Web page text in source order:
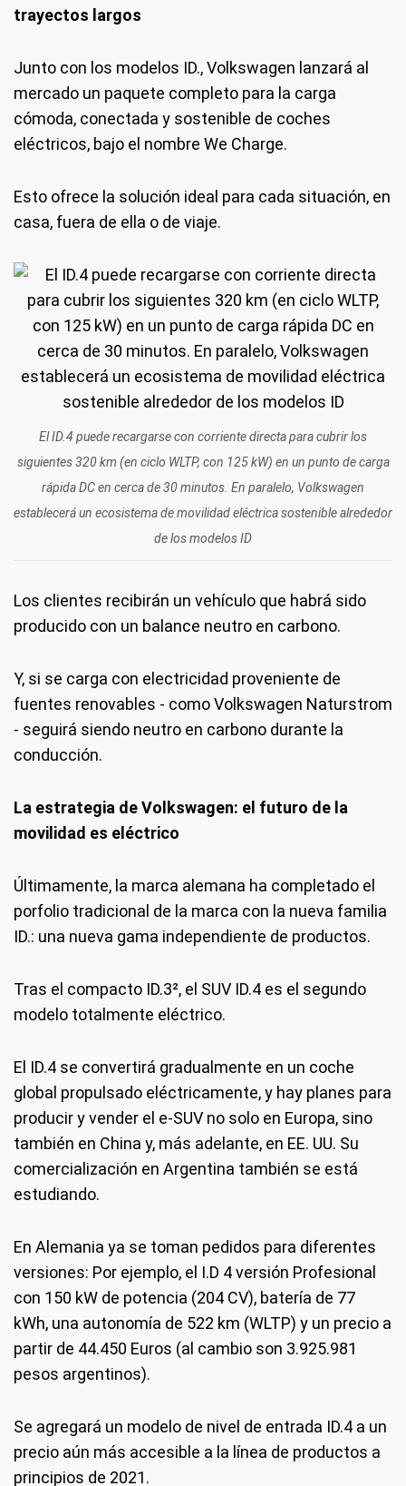
trayectos largos
Junto con los modelos ID., Volkswagen lanzará al
mercado un paquete completo para la carga
cómoda, conectada y sostenible de coches
eléctricos, bajo el nombre We Charge.
Esto ofrece la solución ideal para cada situación, en
casa, fuera de ella o de viaje.
El ID.4 puede recargarse con corriente directa para cubrir los
siguientes 320 km (en ciclo WLTP, con 125 kW) en un punto de carga
rápida DC en cerca de 30 minutos. En paralelo, Volkswagen
establecerá un ecosistema de movilidad eléctrica sostenible alrededor
de los modelos ID
Los clientes recibirán un vehículo que habrá sido
producido con un balance neutro en carbono.
Y, si se carga con electricidad proveniente de
fuentes renovables - como Volkswagen Naturstrom
- seguirá siendo neutro en carbono durante la
conducción.
La estrategia de Volkswagen: el futuro de la
movilidad es eléctrico
Últimamente, la marca alemana ha completado el
porfolio tradicional de la marca con la nueva familia
ID.: una nueva gama independiente de productos.
Tras el compacto ID.3², el SUV ID.4 es el segundo
modelo totalmente eléctrico.
El ID.4 se convertirá gradualmente en un coche
global propulsado eléctricamente, y hay planes para
producir y vender el e-SUV no solo en Europa, sino
también en China y, más adelante, en EE. UU. Su
comercialización en Argentina también se está
estudiando.
En Alemania ya se toman pedidos para diferentes
versiones: Por ejemplo, el I.D 4 versión Profesional
con 150 kW de potencia (204 CV), batería de 77
kWh, una autonomía de 522 km (WLTP) y un precio a
partir de 44.450 Euros (al cambio son 3.925.981
pesos argentinos).
Se agregará un modelo de nivel de entrada ID.4 a un
precio aún más accesible a la línea de productos a
principios de 2021.